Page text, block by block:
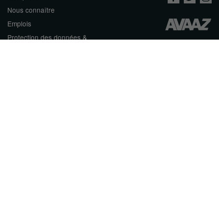
Nous connaître
Emplois
Protection des données &